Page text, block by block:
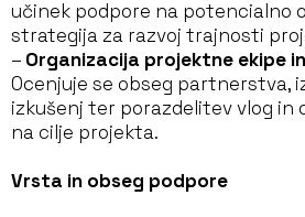
učinek podpore na potencialno
strategija za razvoj trajnosti
– Organizacija projektne ekipe
Ocenjuje se obseg partnerstva,
izkušenj ter porazdelitev vlog in
na cilje projekta.
Vrsta in obseg podpore